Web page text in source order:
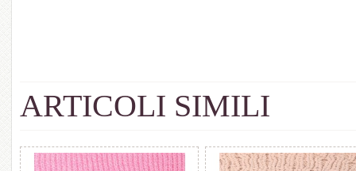
ARTICOLI SIMILI